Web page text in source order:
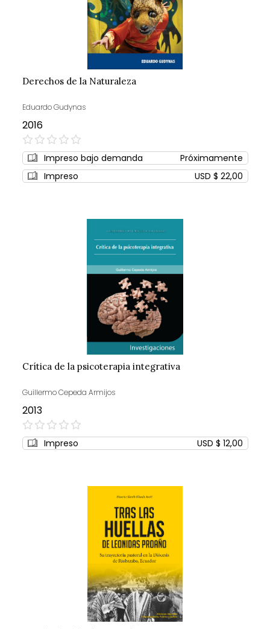
Derechos de la Naturaleza
Eduardo Gudynas
2016
0%
Impreso bajo demanda
Próximamente
Impreso
USD $ 22,00
Crítica de la psicoterapia integrativa
Guillermo Cepeda Armijos
2013
0%
Impreso USD $ 12,00